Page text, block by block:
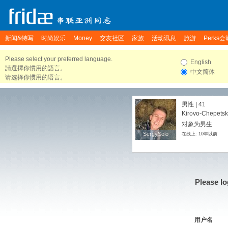
新闻&特写 时尚娱乐 Money 交友社区 家族 活动讯息 旅游 Perks会
Please select your preferred language.
請選擇你慣用的語言。
请选择你惯用的语言。
English
中文简体
SergySolo
SergySolo
男性 | 41
Kirovo-
对象为男生
在线上: 10年以前
Please
用户名